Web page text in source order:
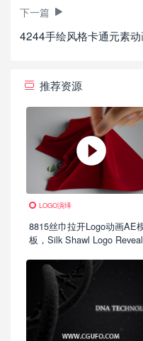
下一篇
4244手绘风格卡通元素
推荐资源
LOGO演绎
8815丝巾拉开Logo动画AE
板，Silk Shawl Logo Reveal